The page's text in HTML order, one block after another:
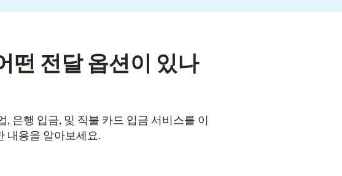
떤 전달 옵션이 있나
은행 입금, 및 직불 카드 입금 서비스를 이
내용을 알아보세요.